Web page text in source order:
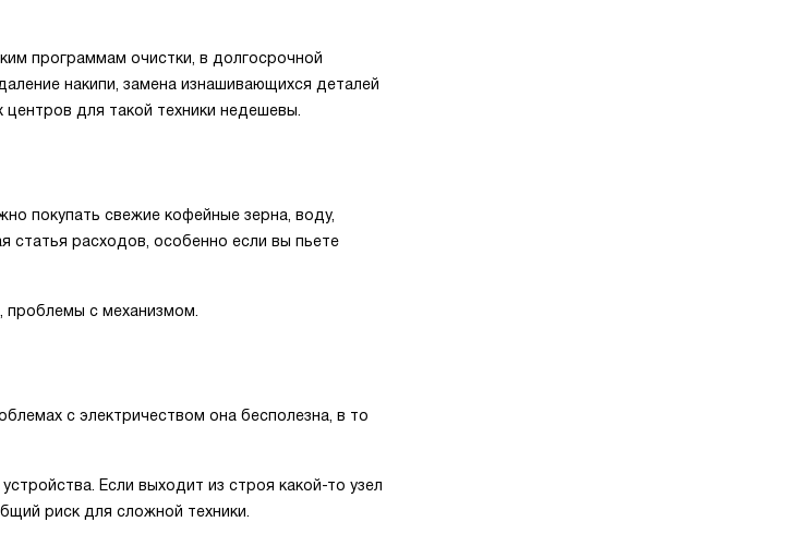
программам очистки, в долгосрочной
накипи, замена изнашивающихся деталей
для такой техники недешевы.
покупать свежие кофейные зерна, воду,
расходов, особенно если вы пьете
проблемы с механизмом.
с электричеством она бесполезна, в то
Если выходит из строя какой-то узел
риск для сложной техники.